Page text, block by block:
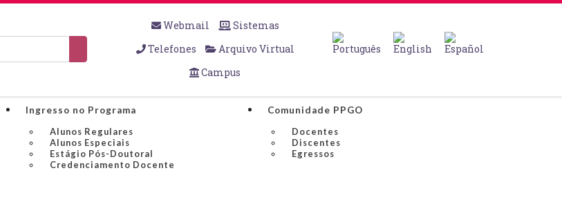
Webmail
Sistemas
Telefones
Arquivo Virtual
Campus
Ingresso no Programa
Alunos Regulares
Alunos Especiais
Estágio Pós-Doutoral
Credenciamento Docente
Comunidade PPGO
Docentes
Discentes
Egressos